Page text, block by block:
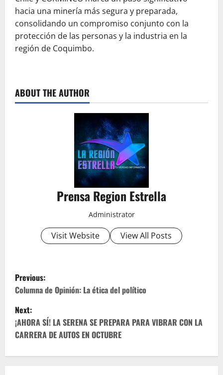
hacia una minería más segura y preparada,
consolidando un compromiso conjunto con la
protección de las personas y la industria en la
región de Coquimbo.
ABOUT THE AUTHOR
Prensa Region Estrella
Administrator
Visit Website View All Posts
P
o
s
t
n
Previous:
Columna de Opinión: La ética del político
Next:
¡AHORA SÍ! LA SERENA SE PREPARA PARA VIBRAR CON LA
CARRERA DE AUTOS EN OCTUBRE